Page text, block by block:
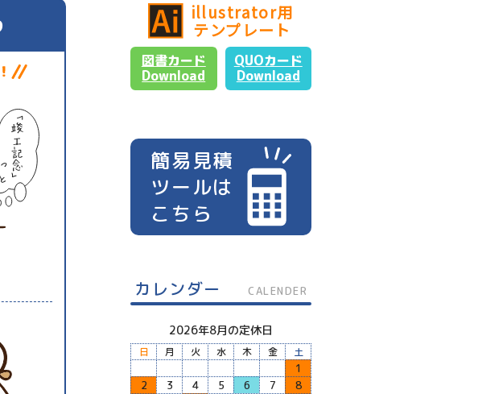
illustrator用
テンプレート
図書カード
Download
QUOカード
Download
簡易見積
ツールは
こちら
CALENDER
カレンダー
2026年8月の定休日
日 月 火 水 木 金 土
1
2
3 4 5 6 7
8